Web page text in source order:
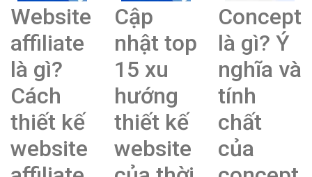
Website
affiliate
là gì?
Cách
thiết kế
website
Cập
nhật top
15 xu
hướng
thiết kế
website
Concept
là gì? Ý
nghĩa và
tính
chất
của